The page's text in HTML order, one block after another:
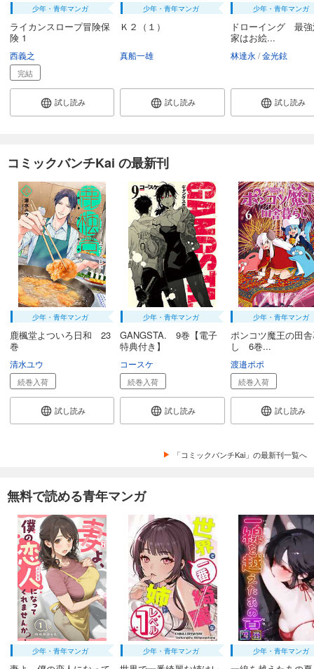
少年・青年マンガ
ライカンスロープ冒険保
険 1
西義之
完結
試し読み
少年・青年マンガ
Ｋ２（１）
真船一雄
試し読み
少年・青年マンガ
ドローイング 最
家はお絵...
林達永 金光鉉
試し読み
コミックバンチKai の最新刊
少年・青年マンガ
鹿楓堂よついろ日和 23
巻
清水ユウ
続巻入荷
試し読み
少年・青年マンガ
GANGSTA. 9巻【電子
特典付き】
コースケ
続巻入荷
試し読み
少年・青年マンガ
ポンコツ魔王の田
し 6巻...
渡邉ポポ
続巻入荷
試し読み
「コミックバンチKai」の最新刊一覧へ
無料で読める青年マンガ
少年・青年マンガ 少年・青年マンガ 少年・青年マンガ